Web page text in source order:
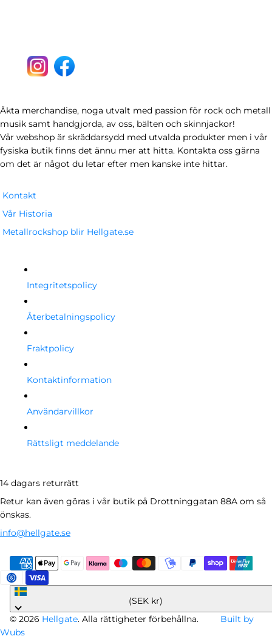
Äkta merchandise, noga utvalt med passion för rock och metall
musik samt handgjorda, av oss, bälten och skinnjackor!
Vår webshop är skräddarsydd med utvalda produkter men i vår
fysiska butik finns det ännu mer att hitta. Kontakta oss gärna
om det är något du letar efter men kanske inte hittar.
Kontakt
Vår Historia
Metallrockshop blir Hellgate.se
Integritetspolicy
Återbetalningspolicy
Fraktpolicy
Kontaktinformation
Användarvillkor
Rättsligt meddelande
14 dagars returrätt
Retur kan även göras i vår butik på Drottninggatan 88A om så
önskas.
info@hellgate.se
Sverige
(SEK kr)
© 2026 Hellgate. Alla rättigheter förbehållna.
Built by
Wubs